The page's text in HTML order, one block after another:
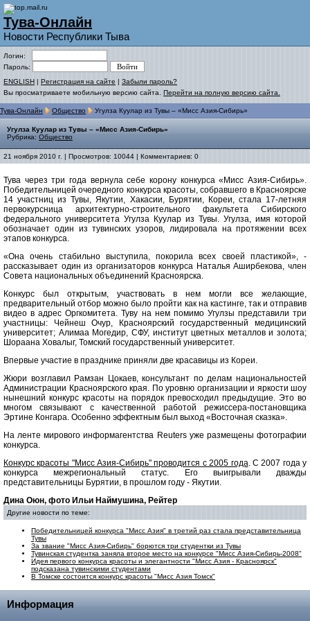
Тува-Онлайн
Новости Республики Тыва
Логин:
Пароль:
ENGLISH | Регистрация на сайте | Забыли пароль?
Вы просматриваете мобильную версию сайта. Перейти на полную версию сайта.
Тува-Онлайн Общество Угулза Куулар из Тувы – «Мисс Азия-Сибирь»
Угулза Куулар из Тувы – «Мисс Азия-Сибирь»
Рубрика: Общество
21 ноября 2010 г. | Просмотров: 10044 | Комментариев: 0
Тува через три года вернула себе корону конкурса «Мисс Азия-Сибирь».
Победительницей очередного конкурса красоты, собравшего в Красноярске
14 участниц из Тувы, Якутии, Хакасии, Бурятии, Кореи, стала 17-летняя
первокурсница архитектурно-строительного факультета Сибирского
федерального университета Угулза Куулар из Тувы. Угулза, имя которой
обозначает один из тувинских узоров, лидировала на протяжении всех
этапов конкурса.
«Она очень стабильно выступила, покорила всех своей пластикой», -
рассказывает один из организаторов конкурса Наталья Аширбекова, член
Совета национальных объединений Красноярска.
Конкурс был открытым, участвовать в нем могли все желающие,
предварительный отбор можно было пройти как на кастинге, так и отправив
видео в адрес Оргкомитета. Туву на нем помимо Угулзы представили три
участницы: Чейнеш Очур, Красноярский государственный медицинский
университет; Алимаа Могедир, СФУ, институт цветных металлов и золота;
Шораана Ховалыг, Томский государственный университет.
Впервые участие в празднике приняли две красавицы из Кореи.
Жюри возглавил Рамзан Цокаев, консультант по делам национальностей
Администрации Красноярского края. По уровню организации и яркости шоу
нынешний конкурс красоты на порядок превосходил предыдущие. Это во
многом связывают с качественной работой режиссера-постановщика
Эртине Конгара. Особенно эффектным был выход «Восточная сказка».
На ленте мирового информагентства Reuters уже размещены фотографии
конкурса.
Конкурс красоты "Мисс Азия-Сибирь" проводится с 2005 года. С 2007 года у
конкурса межрегиональный статус. Его выигрывали дважды
представительницы Бурятии, в прошлом году - Якутии.
Дина Оюн, фото Ильи Наймушина, Рейтер
Другие новости по теме:
Победительницей конкурса "Мисс Азия" в третий раз стала представительница
Тувы
За звание "Мисс Азия-Сибирь" борются три студентки из Тувы
Тувинская студентка заняла второе место на конкурсе "Мисс Азия-Сибирь-2008"
Идея первого конкурса красоты и элегантности "Мисс Азия - Красноярск"
подсказана тувинскими студентами
В Томске состоится конкурс красоты "Мисс Азия Томск"
Информация